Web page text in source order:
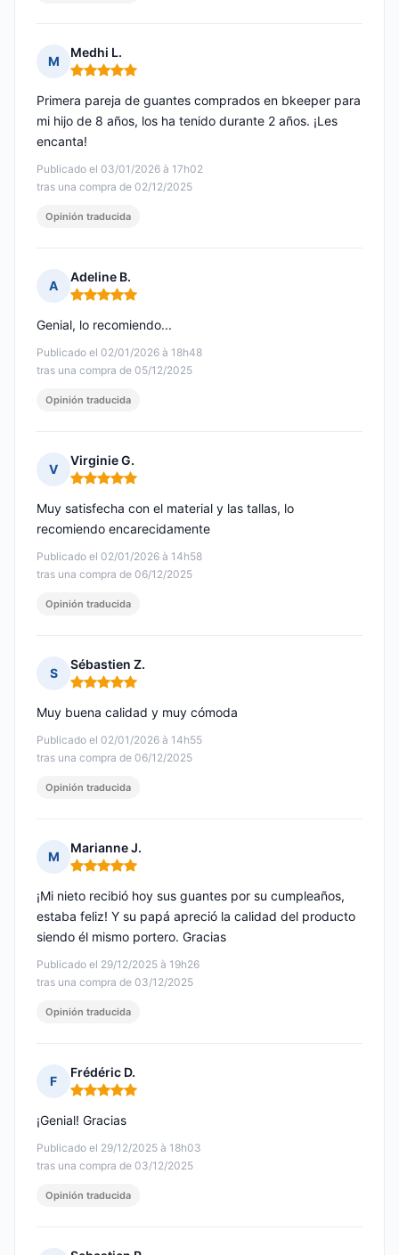
M
Medhi L.
Nota: 5 de 5
Publicado el 03/01/2026 à 17h02
tras una compra de 02/12/2025
Primera pareja de guantes comprados en bkeeper para
mi hijo de 8 años, los ha tenido durante 2 años. ¡Les
encanta!
Opinión traducida
A
Adeline B.
Nota: 5 de 5
Publicado el 02/01/2026 à 18h48
tras una compra de 05/12/2025
Genial, lo recomiendo...
Opinión traducida
V
Virginie G.
Nota: 5 de 5
Publicado el 02/01/2026 à 14h58
tras una compra de 06/12/2025
Muy satisfecha con el material y las tallas, lo
recomiendo encarecidamente
Opinión traducida
S
Sébastien Z.
Nota: 5 de 5
Publicado el 02/01/2026 à 14h55
tras una compra de 06/12/2025
Muy buena calidad y muy cómoda
Opinión traducida
M
Marianne J.
Nota: 5 de 5
Publicado el 29/12/2025 à 19h26
tras una compra de 03/12/2025
¡Mi nieto recibió hoy sus guantes por su cumpleaños,
estaba feliz! Y su papá apreció la calidad del producto
siendo él mismo portero. Gracias
Opinión traducida
F
Frédéric D.
Nota: 5 de 5
Publicado el 29/12/2025 à 18h03
tras una compra de 03/12/2025
¡Genial! Gracias
Opinión traducida